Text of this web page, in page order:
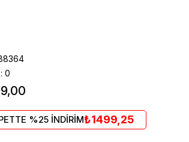
: 0
%25 İNDİRİM₺1499,25